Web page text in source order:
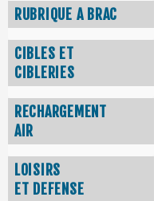
RUBRIQUE A BRAC
CIBLES ET
CIBLERIES
RECHARGEMENT
AIR
LOISIRS
ET DEFENSE